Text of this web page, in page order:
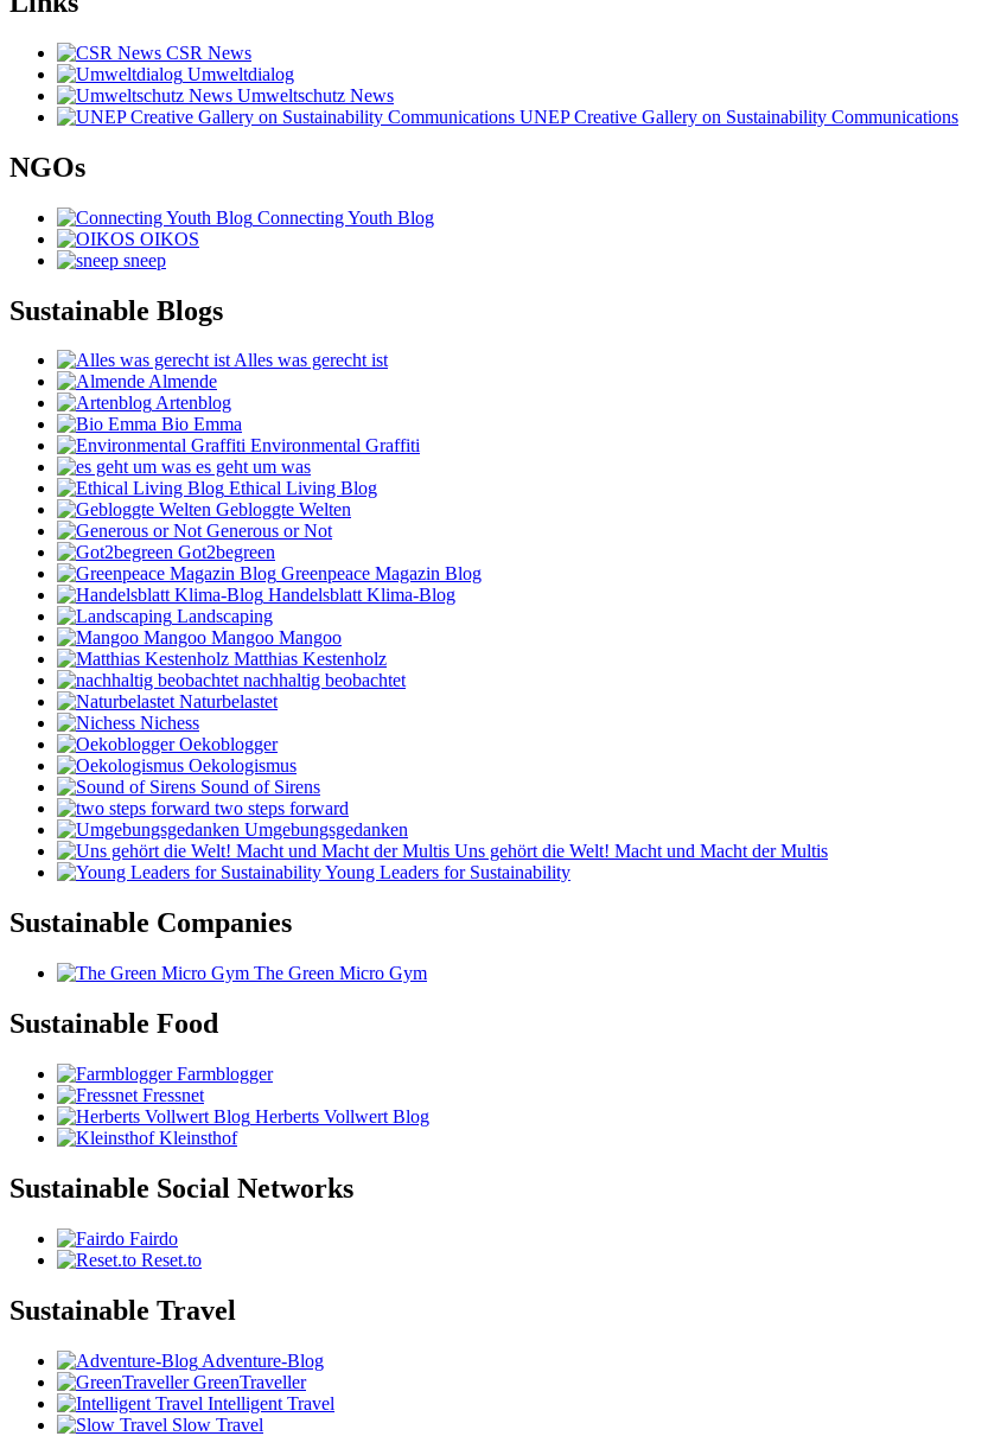
CSR News
Umweltdialog
Umweltschutz News
UNEP Creative Gallery on Sustainability Communications
NGOs
Connecting Youth Blog
OIKOS
sneep
Sustainable Blogs
Alles was gerecht ist
Almende
Artenblog
Bio Emma
Environmental Graffiti
es geht um was
Ethical Living Blog
Gebloggte Welten
Generous or Not
Got2begreen
Greenpeace Magazin Blog
Handelsblatt Klima-Blog
Landscaping
Mangoo Mangoo
Matthias Kestenholz
nachhaltig beobachtet
Naturbelastet
Nichess
Oekoblogger
Oekologismus
Sound of Sirens
two steps forward
Umgebungsgedanken
Uns gehört die Welt! Macht und Macht der Multis
Young Leaders for Sustainability
Sustainable Companies
The Green Micro Gym
Sustainable Food
Farmblogger
Fressnet
Herberts Vollwert Blog
Kleinsthof
Sustainable Social Networks
Fairdo
Reset.to
Sustainable Travel
Adventure-Blog
GreenTraveller
Intelligent Travel
Slow Travel